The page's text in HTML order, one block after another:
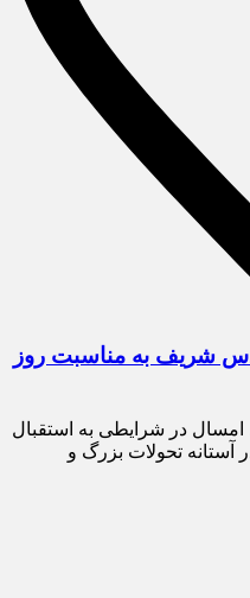
شریف به مناسبت روز
امسال در شرایطی به استقبال
آستانه تحولات بزرگ و